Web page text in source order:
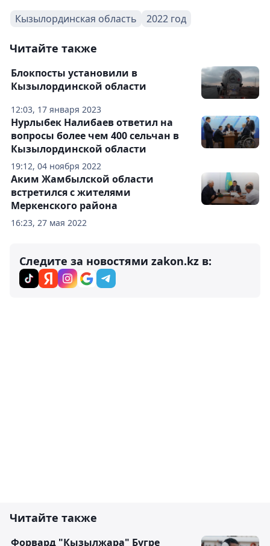
Кызылординская область 2022 год
Читайте также
12:03, 17 января 2023
Блокпосты установили в
Кызылординской области
19:12, 04 ноября 2022
Нурлыбек Налибаев ответил на
вопросы более чем 400 сельчан в
Кызылординской области
16:23, 27 мая 2022
Аким Жамбылской области
встретился с жителями
Меркенского района
Следите за новостями zakon.kz в:
Читайте также
Форвард "Кызылжара" Бугре